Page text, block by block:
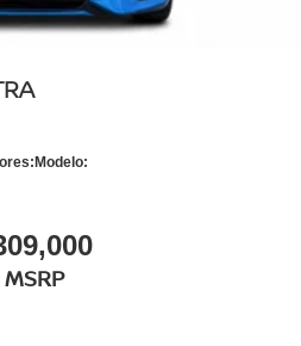
Modelo:
MSRP